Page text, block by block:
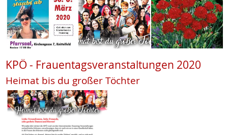
KPÖ - Frauentagsveranstaltungen 2020
Heimat bis du großer Töchter